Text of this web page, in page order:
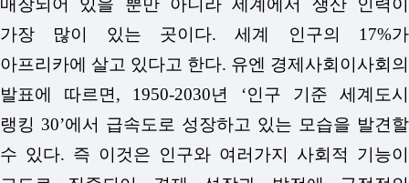
매장되어 있을 뿐만 아니라 세계에서 생산 인력이
가장 많이 있는 곳이다. 세계 인구의 17%가
아프리카에 살고 있다고 한다. 유엔 경제사회이사회의
발표에 따르면, 1950-2030년 ‘인구 기준 세계도시
랭킹 30’에서 급속도로 성장하고 있는 모습을 발견할
수 있다. 즉 이것은 인구와 여러가지 사회적 기능이